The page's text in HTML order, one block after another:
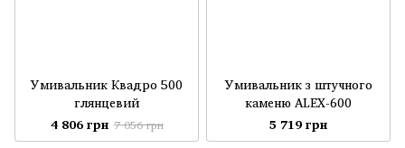
Умивальник Квадро 500
глянцевий
4 806 грн 7 056 грн
Умивальник з штучного
каменю ALEX-600
5 719 грн